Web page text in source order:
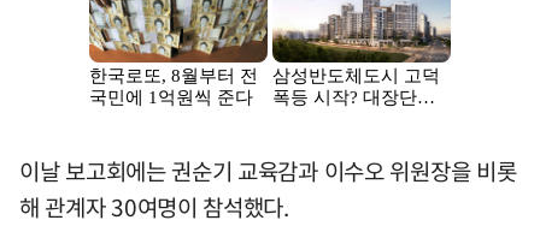
이날 보고회에는 권순기 교육감과 이수오 위원장을 비롯
해 관계자 30여명이 참석했다.